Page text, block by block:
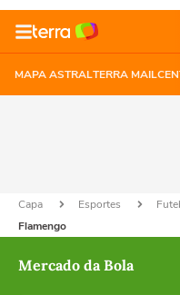
MAPA ASTRALTERRA MAIL
Capa Esportes
Flamengo
Mercado da Bola